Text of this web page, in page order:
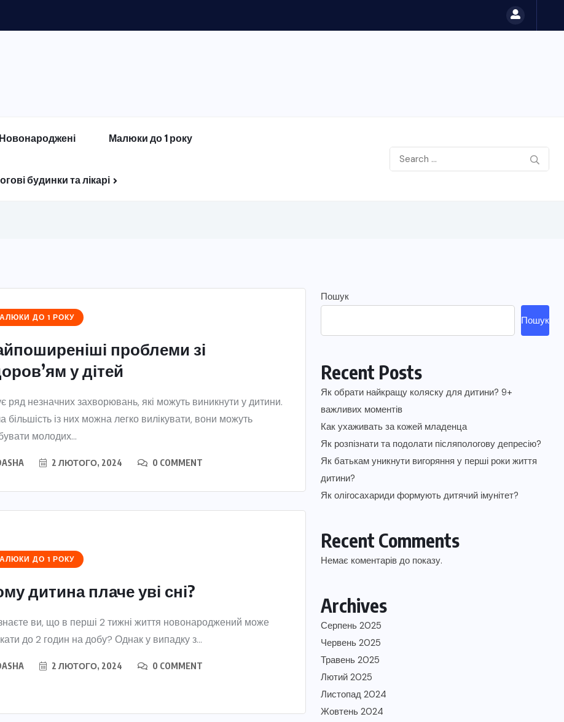
Новонароджені Малюки до 1 року
будинки та лікарі
ДО 1 РОКУ
проблеми зі
у дітей
ряд незначних захворювань, які можуть виникнути у дитини.
більшість із них можна легко вилікувати, вони можуть
молодих...
2 ЛЮТОГО, 2024 0 COMMENT
ДО 1 РОКУ
дитина плаче уві сні?
ви, що в перші 2 тижні життя новонароджений може
до 2 годин на добу? Однак у випадку з...
2 ЛЮТОГО, 2024 0 COMMENT
Пошук
Пошук
Recent Posts
Як обрати найкращу коляску для дитини? 9+
важливих моментів
Как ухаживать за кожей младенца
Як розпізнати та подолати післяпологову депресію?
Як батькам уникнути вигоряння у перші роки життя
дитини?
Як олігосахариди формують дитячий імунітет?
Recent Comments
Немає коментарів до показу.
Archives
Серпень 2025
Червень 2025
Травень 2025
Лютий 2025
Листопад 2024
Жовтень 2024